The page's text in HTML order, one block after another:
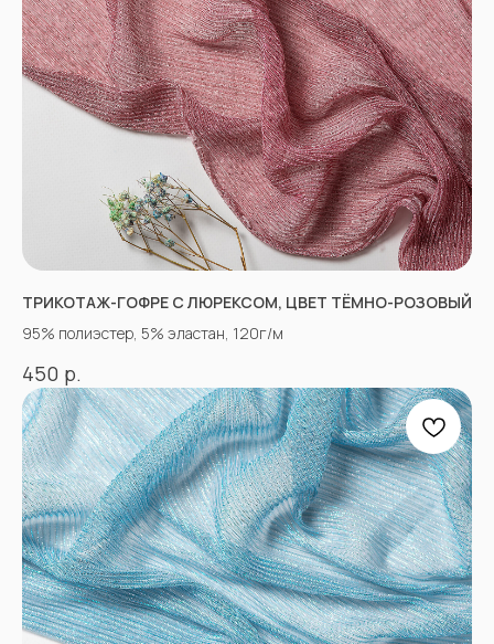
ТРИКОТАЖ-ГОФРЕ С ЛЮРЕКСОМ, ЦВЕТ ТЁМНО-РОЗОВЫЙ
95% полиэстер, 5% эластан, 120г/м
450 р.
«Ткани 3.5.7»
магазин тканей
@ 2026
ИП Вакульчик Мария Олеговна
ОГРН 322265100088534
ИНН 262609965884
КАТАЛОГ
Полный каталог тканей
Новинки
Распродажа
Ткани для детей
*